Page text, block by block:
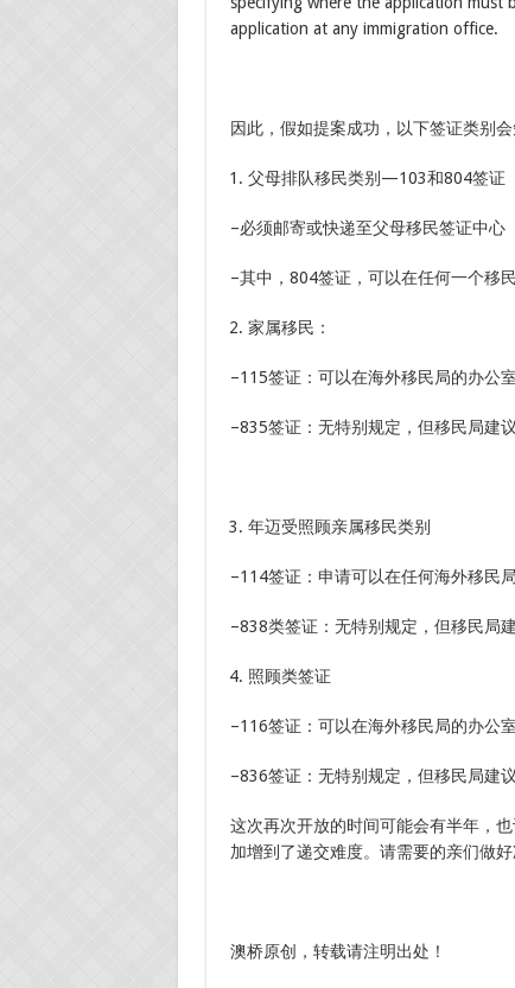
application at any immigration office.
因此，假如提案成功，以下签证类别
父母排队移民类别—103和804签证
–必须邮寄或快递至父母移民签证中心
–其中，804签证，可以在任何一个移
家属移民：
–115签证：可以在海外移民局的办公
–835签证：无特别规定，但移民局建
年迈受照顾亲属移民类别
–114签证：申请可以在任何海外移民
–838类签证：无特别规定，但移民局
照顾类签证
–116签证：可以在海外移民局的办公
–836签证：无特别规定，但移民局建
这次再次开放的时间可能会有半年，
加增到了递交难度。请需要的亲们做
澳桥原创，转载请注明出处！